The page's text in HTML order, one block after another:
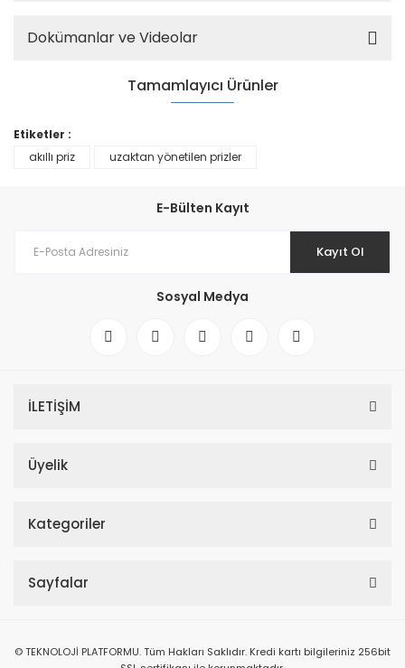
Dokümanlar ve Videolar
Tamamlayıcı Ürünler
AJAX Outlet Type F OutletCore Güç Tüketimi Monitörlü Kablosuz Akıllı
Etiketler :
akıllı priz
uzaktan yönetilen prizler
E-Bülten Kayıt
Kayıt Ol
Sosyal Medya
İLETİŞİM
Üyelik
Kategoriler
Sayfalar
© TEKNOLOJİ PLATFORMU. Tüm Hakları Saklıdır. Kredi kartı bilgileriniz 256bit